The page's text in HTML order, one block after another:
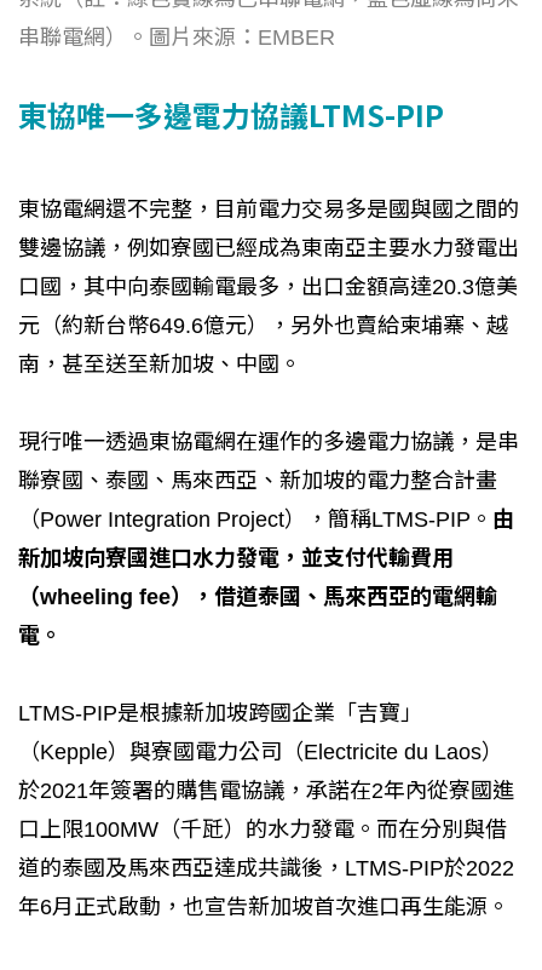
串聯電網）。圖片來源：EMBER
東協唯一多邊電力協議LTMS-PIP
東協電網還不完整，目前電力交易多是國與國之間的
雙邊協議，例如寮國已經成為東南亞主要水力發電出
口國，其中向泰國輸電最多，出口金額高達20.3億美
元（約新台幣649.6億元），另外也賣給柬埔寨、越
南，甚至送至新加坡、中國。
現行唯一透過東協電網在運作的多邊電力協議，是串
聯寮國、泰國、馬來西亞、新加坡的電力整合計畫
（Power Integration Project），簡稱LTMS-PIP。 由
新加坡向寮國進口水力發電，並支付代輸費用
（wheeling fee），借道泰國、馬來西亞的電網輸
電。
LTMS-PIP是根據新加坡跨國企業「吉寶」
（Kepple）與寮國電力公司（Electricite du Laos）
於2021年簽署的購售電協議，承諾在2年內從寮國進
口上限100MW（千瓩）的水力發電。而在分別與借
道的泰國及馬來西亞達成共識後，LTMS-PIP於2022
年6月正式啟動，也宣告新加坡首次進口再生能源。